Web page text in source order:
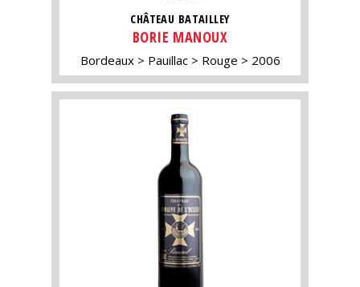
CHÂTEAU BATAILLEY
BORIE MANOUX
Bordeaux Pauillac Rouge 2006